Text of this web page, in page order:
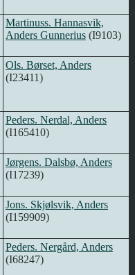
Martinuss. Hannasvik,
Anders Gunnerius (I9103)
Ols. Børset, Anders
(I23411)
Peders. Nerdal, Anders
(I165410)
Jørgens. Dalsbø, Anders
(I17239)
Jons. Skjølsvik, Anders
(I159909)
Peders. Nergård, Anders
(I68247)